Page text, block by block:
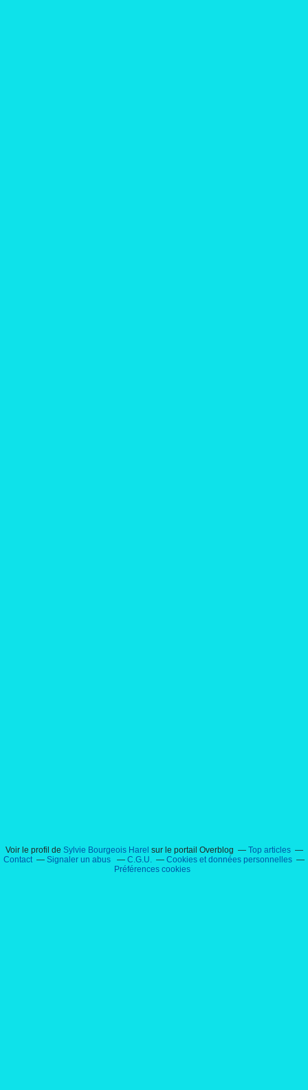
Voir le profil de Sylvie Bourgeois Harel sur le portail Overblog
Top articles
Contact
Signaler un abus C.G.U.
Cookies et données personnelles
Préférences cookies